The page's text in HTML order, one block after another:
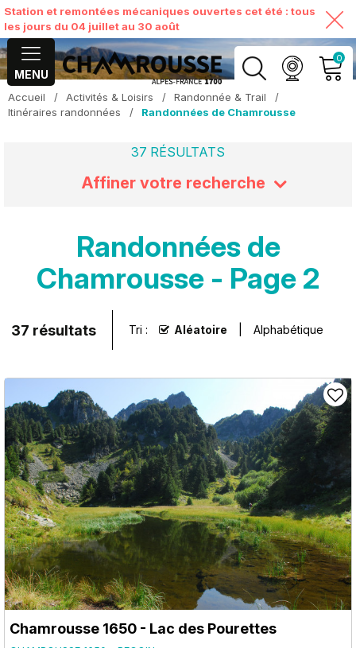
Station et remontées mécaniques ouvertes cet été : tous
les jours du 04 juillet au 30 août
MENU
0
MON COMPTE
VOIR MON PANIER
Accueil / Activités & Loisirs / Randonnée & Trail
/
Itinéraires randonnées
/ Randonnées de Chamrousse
Affiner votre recherche
37 RÉSULTATS
Randonnées de
Chamrousse - Page 2
37 résultats Tri : Aléatoire Alphabétique
Chamrousse 1650 - Lac des Pourettes